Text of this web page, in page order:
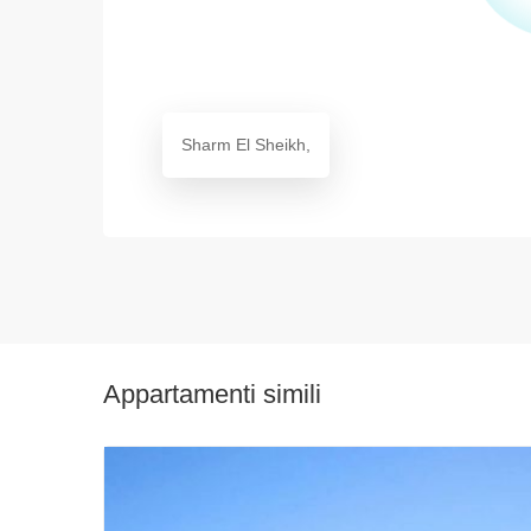
Sharm El Sheikh,
Appartamenti simili